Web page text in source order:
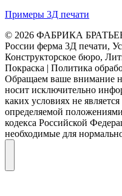
Примеры 3Д печати
© 2026 ФАБРИКА
России ферма 3Д печати,
Конструкторское бюро,
Покраска | Политика
Обращаем ваше внимание
носит исключительно
каких условиях не
определяемой
кодекса Российской
необходимые для